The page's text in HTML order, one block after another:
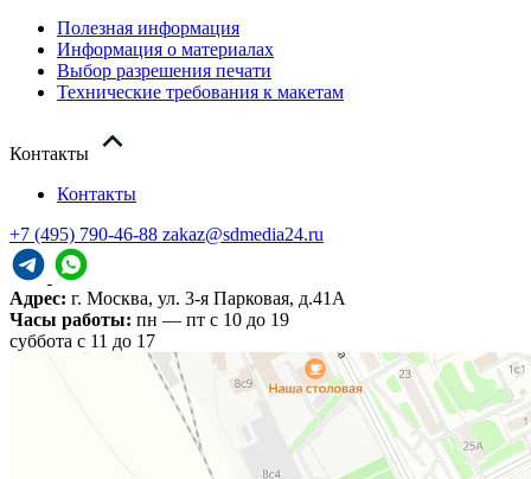
Полезная информация
Информация о материалах
Выбор разрешения печати
Технические требования к макетам
Контакты
Контакты
+7 (495) 790-46-88 zakaz@sdmedia24.ru
Адрес: г. Москва, ул. 3-я Парковая, д.41А
Часы работы: пн — пт с 10 до 19
cуббота с 11 до 17